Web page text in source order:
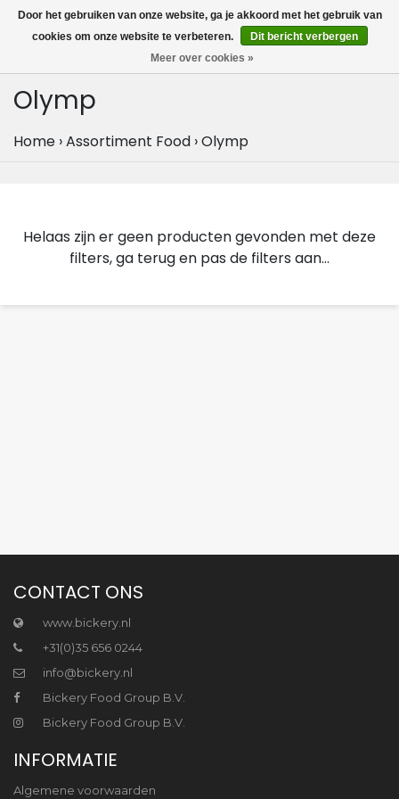
MENU
0
Olymp
Home ›Assortiment Food ›Olymp
Helaas zijn er geen producten gevonden met deze
filters, ga terug en pas de filters aan...
CONTACT ONS
www.bickery.nl
+31(0)35 656 0244
info@bickery.nl
Bickery Food Group B.V.
Bickery Food Group B.V.
INFORMATIE
Algemene voorwaarden
Door het gebruiken van onze website, ga je akkoord met het gebruik van
cookies om onze website te verbeteren.
Dit bericht verbergen
Meer over cookies »